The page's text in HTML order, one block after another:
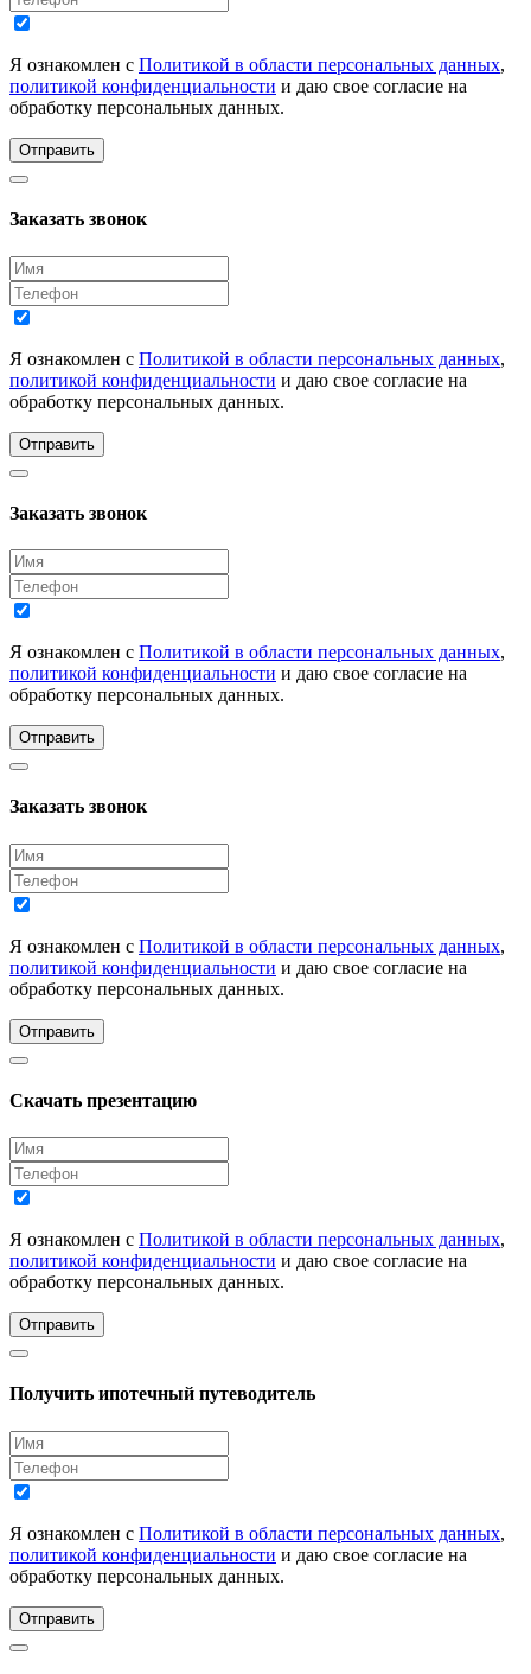
Я ознакомлен с Политикой в области персональных данных,
политикой конфиденциальности и даю свое согласие на
обработку персональных данных.
Отправить
Заказать звонок
Я ознакомлен с Политикой в области персональных данных,
политикой конфиденциальности и даю свое согласие на
обработку персональных данных.
Отправить
Заказать звонок
Я ознакомлен с Политикой в области персональных данных,
политикой конфиденциальности и даю свое согласие на
обработку персональных данных.
Отправить
Заказать звонок
Я ознакомлен с Политикой в области персональных данных,
политикой конфиденциальности и даю свое согласие на
обработку персональных данных.
Отправить
Скачать презентацию
Я ознакомлен с Политикой в области персональных данных,
политикой конфиденциальности и даю свое согласие на
обработку персональных данных.
Отправить
Получить ипотечный путеводитель
Я ознакомлен с Политикой в области персональных данных,
политикой конфиденциальности и даю свое согласие на
обработку персональных данных.
Отправить